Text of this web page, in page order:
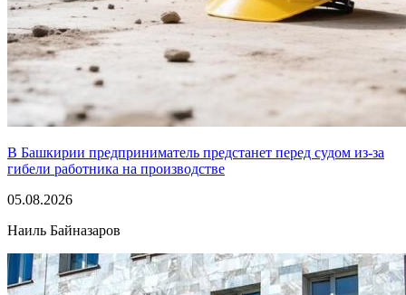
В Башкирии предприниматель предстанет перед судом из-за
гибели работника на производстве
05.08.2026
Наиль Байназаров